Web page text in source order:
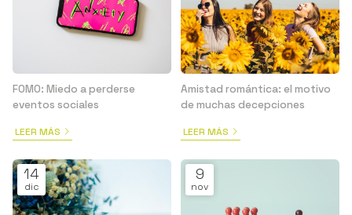
FOMO: Miedo a perderse
eventos sociales
LEER MÁS
Amistad romántica: el motivo
de muchas decepciones
LEER MÁS
14
dic
9
nov